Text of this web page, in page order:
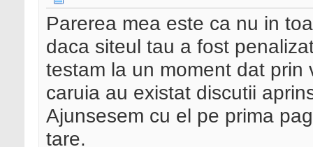
Parerea mea este ca nu in
daca siteul tau a fost
testam la un moment dat
caruia au existat discutii
Ajunsesem cu el pe prima
tare.